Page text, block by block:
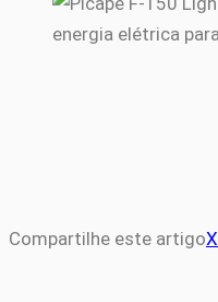
Compartilhe este artigoX